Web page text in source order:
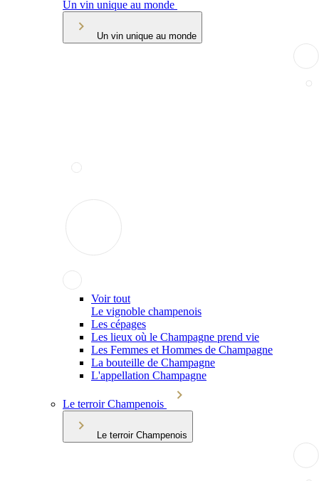
Un vin unique au monde
Un vin unique au monde
Voir tout
Le vignoble champenois
Les cépages
Les lieux où le Champagne prend vie
Les Femmes et Hommes de Champagne
La bouteille de Champagne
L'appellation Champagne
Le terroir Champenois
Le terroir Champenois